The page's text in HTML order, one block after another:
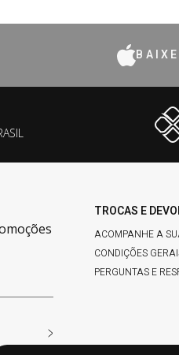
TROCAS E
ACOMPANHE A
CONDIÇÕES
PERGUNTAS E